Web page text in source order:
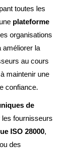
toutes les
plateforme
organisations
améliorer la
au cours
maintenir une
confiance.
de
fournisseurs
ISO 28000,
des